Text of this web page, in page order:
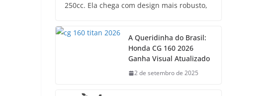
250cc. Ela chega com design mais robusto,
A Queridinha do Brasil:
Honda CG 160 2026
Ganha Visual Atualizado
2 de setembro de 2025